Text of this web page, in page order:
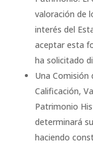
valoración de
interés del
aceptar esta
ha solicitado
Una Comisión
Calificación,
Patrimonio
determinará
haciendo